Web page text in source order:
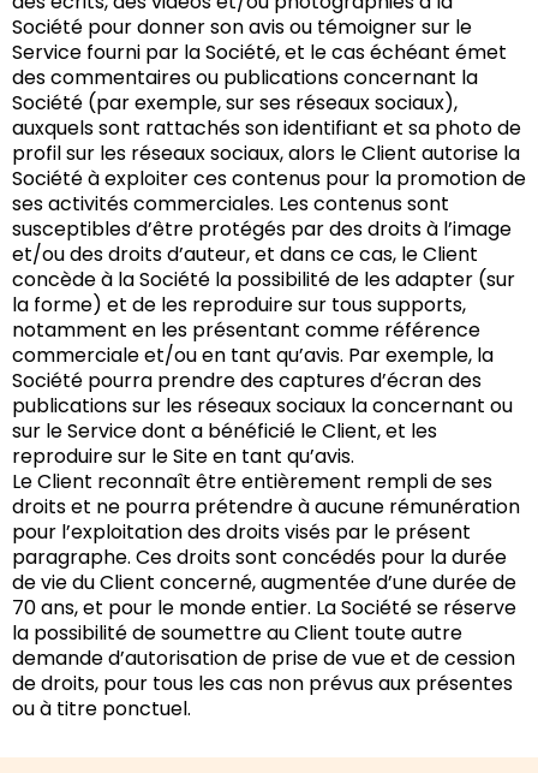
Société pour donner son avis ou témoigner sur le
Service fourni par la Société, et le cas échéant émet
des commentaires ou publications concernant la
Société (par exemple, sur ses réseaux sociaux),
auxquels sont rattachés son identifiant et sa photo de
profil sur les réseaux sociaux, alors le Client autorise la
Société à exploiter ces contenus pour la promotion de
ses activités commerciales. Les contenus sont
susceptibles d’être protégés par des droits à l’image
et/ou des droits d’auteur, et dans ce cas, le Client
concède à la Société la possibilité de les adapter (sur
la forme) et de les reproduire sur tous supports,
notamment en les présentant comme référence
commerciale et/ou en tant qu’avis. Par exemple, la
Société pourra prendre des captures d’écran des
publications sur les réseaux sociaux la concernant ou
sur le Service dont a bénéficié le Client, et les
reproduire sur le Site en tant qu’avis.
Le Client reconnaît être entièrement rempli de ses
droits et ne pourra prétendre à aucune rémunération
pour l’exploitation des droits visés par le présent
paragraphe. Ces droits sont concédés pour la durée
de vie du Client concerné, augmentée d’une durée de
70 ans, et pour le monde entier. La Société se réserve
la possibilité de soumettre au Client toute autre
demande d’autorisation de prise de vue et de cession
de droits, pour tous les cas non prévus aux présentes
ou à titre ponctuel.